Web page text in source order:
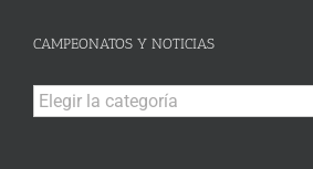
CAMPEONATOS Y NOTICIAS
Campeonatos
y